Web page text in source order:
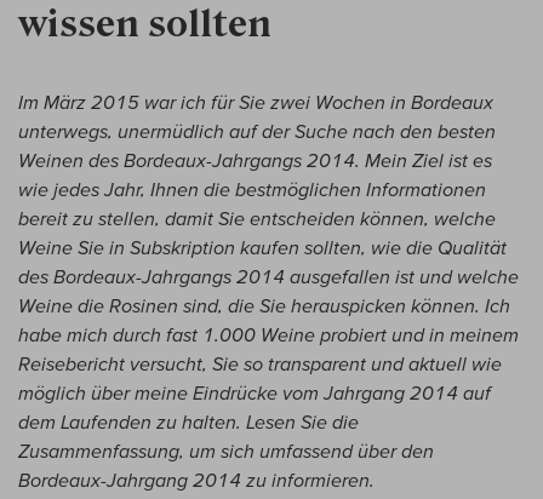
wissen sollten
Im März 2015 war ich für Sie zwei Wochen in Bordeaux
unterwegs, unermüdlich auf der Suche nach den besten
Weinen des Bordeaux-Jahrgangs 2014. Mein Ziel ist es
wie jedes Jahr, Ihnen die bestmöglichen Informationen
bereit zu stellen, damit Sie entscheiden können, welche
Weine Sie in Subskription kaufen sollten, wie die Qualität
des Bordeaux-Jahrgangs 2014 ausgefallen ist und welche
Weine die Rosinen sind, die Sie herauspicken können. Ich
habe mich durch fast 1.000 Weine probiert und in meinem
Reisebericht versucht, Sie so transparent und aktuell wie
möglich über meine Eindrücke vom Jahrgang 2014 auf
dem Laufenden zu halten. Lesen Sie die
Zusammenfassung, um sich umfassend über den
Bordeaux-Jahrgang 2014 zu informieren.